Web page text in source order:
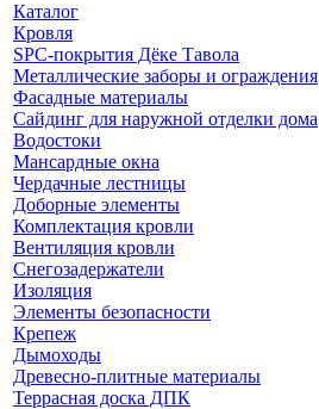
Каталог
Кровля
SPC-покрытия Дёке Тавола
Металлические заборы и ограждения
Фасадные материалы
Сайдинг для наружной отделки дома
Водостоки
Мансардные окна
Чердачные лестницы
Доборные элементы
Комплектация кровли
Вентиляция кровли
Снегозадержатели
Изоляция
Элементы безопасности
Крепеж
Дымоходы
Древесно-плитные материалы
Террасная доска ДПК